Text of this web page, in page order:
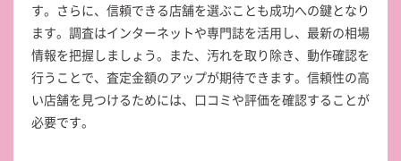
す。さらに、信頼できる店舗を選ぶことも成功への鍵となり
ます。調査はインターネットや専門誌を活用し、最新の相場
情報を把握しましょう。また、汚れを取り除き、動作確認を
行うことで、査定金額のアップが期待できます。信頼性の高
い店舗を見つけるためには、口コミや評価を確認することが
必要です。